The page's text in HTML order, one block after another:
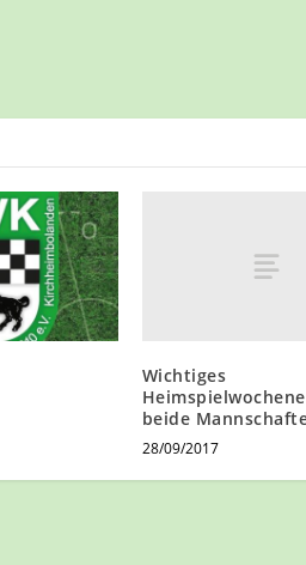
Wichtiges
beide
28/09/2017